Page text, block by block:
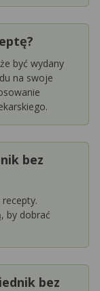
być wydany
na swoje
bez
by dobrać
bez